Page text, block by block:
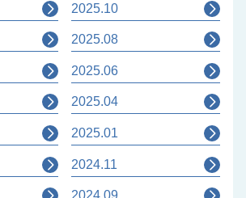
2025.10
2025.08
2025.06
2025.04
2025.01
2024.11